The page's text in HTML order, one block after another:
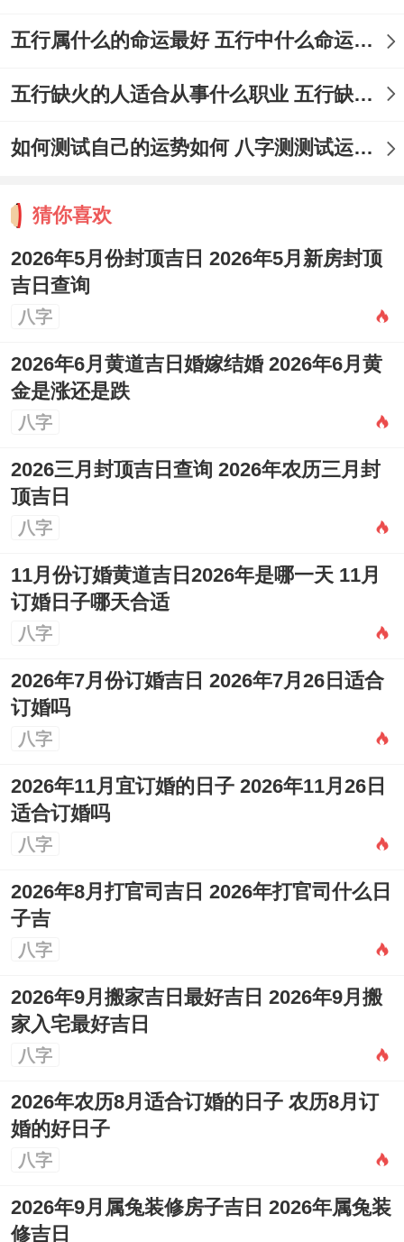
五行属什么的命运最好 五行中什么命运势旺盛
五行缺火的人适合从事什么职业 五行缺火的人适合从事的职业有哪些
如何测试自己的运势如何 八字测测试运运程
猜你喜欢
2026年5月份封顶吉日 2026年5月新房封顶
吉日查询
八字
2026年6月黄道吉日婚嫁结婚 2026年6月黄
金是涨还是跌
八字
2026三月封顶吉日查询 2026年农历三月封
顶吉日
八字
11月份订婚黄道吉日2026年是哪一天 11月
订婚日子哪天合适
八字
2026年7月份订婚吉日 2026年7月26日适合
订婚吗
八字
2026年11月宜订婚的日子 2026年11月26日
适合订婚吗
八字
2026年8月打官司吉日 2026年打官司什么日
子吉
八字
2026年9月搬家吉日最好吉日 2026年9月搬
家入宅最好吉日
八字
2026年农历8月适合订婚的日子 农历8月订
婚的好日子
八字
2026年9月属兔装修房子吉日 2026年属兔装
修吉日